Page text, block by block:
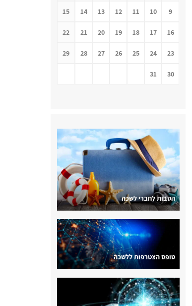
9
10
11
12
13
14
15
16
17
18
19
20
21
22
23
24
25
26
27
28
29
30
31
הטבות לחברי לשכה
טופס הצטרפות ללשכה